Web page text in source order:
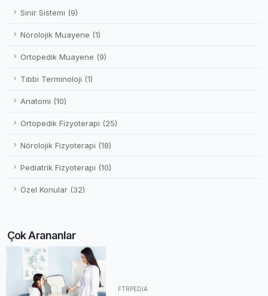
Sinir Sistemi (9)
Nörolojik Muayene (1)
Ortopedik Muayene (9)
Tıbbi Terminoloji (1)
Anatomi (10)
Ortopedik Fizyoterapi (25)
Nörolojik Fizyoterapi (18)
Pediatrik Fizyoterapi (10)
Özel Konular (32)
Çok Arananlar
FTRPEDIA